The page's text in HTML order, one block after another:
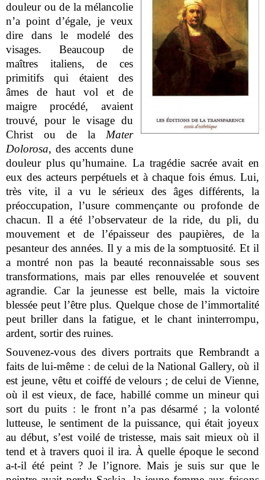
douleur ou de la mélancolie
n’a point d’égale, je veux
dire dans le modelé des
visages. Beaucoup de
maîtres italiens, de ces
primitifs qui étaient des
âmes de haut vol et de
maigre procédé, avaient
trouvé, pour le visage du
Christ ou de la Mater
Dolorosa, des accents dune
douleur plus qu’humaine. La tragédie sacrée avait en
eux des acteurs perpétuels et à chaque fois émus. Lui,
très vite, il a vu le sérieux des âges différents, la
préoccupation, l’usure commençante ou profonde de
chacun. Il a été l’observateur de la ride, du pli, du
mouvement et de l’épaisseur des paupières, de la
pesanteur des années. Il y a mis de la somptuosité. Et il
a montré non pas la beauté reconnaissable sous ses
transformations, mais par elles renouvelée et souvent
agrandie. Car la jeunesse est belle, mais la victoire
blessée peut l’être plus. Quelque chose de l’immortalité
peut briller dans la fatigue, et le chant ininterrompu,
ardent, sortir des ruines.
Souvenez-vous des divers portraits que Rembrandt a
faits de lui-même : de celui de la National Gallery, où il
est jeune, vêtu et coiffé de velours ; de celui de Vienne,
où il est vieux, de face, habillé comme un mineur qui
sort du puits : le front n’a pas désarmé ; la volonté
lutteuse, le sentiment de la puissance, qui était joyeux
au début, s’est voilé de tristesse, mais sait mieux où il
tend et à travers quoi il ira. À quelle époque le second
a-t-il été peint ? Je l’ignore. Mais je suis sur que le